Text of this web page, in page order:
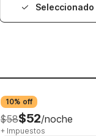
Seleccionado
10% off
$58$52/noche
+ Impuestos